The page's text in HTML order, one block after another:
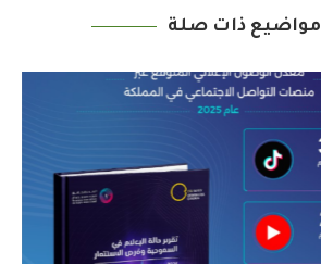
مواضيع ذات صلة